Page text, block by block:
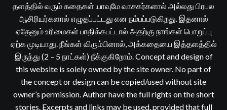
தளத்தில் வரும் கதைகள் யாவுமே வாசகர்களால் அல்லது பிரபல
ஆசிரியர்களால் எழுதப்பட்டது என நம்பப்படுகிறது. இதனால்
ஏதேனும் உரிமைகள் பாதிக்கபட்டால் அதற்கு நாங்கள் பொறுப்பு
ஏற்க முடியாது. நீங்கள் விரும்பினால், அக்கதையை இத்தளத்தில்
இருந்து (2 – 5 நாட்கள்) நீக்குகிறோம். Concept and design of
this website is solely owned by the site owner. No part of
the concept or design can be copied/used without site
owner’s permission. Author have the full rights on the short
stories. Excerpts and links may be used, provided that full